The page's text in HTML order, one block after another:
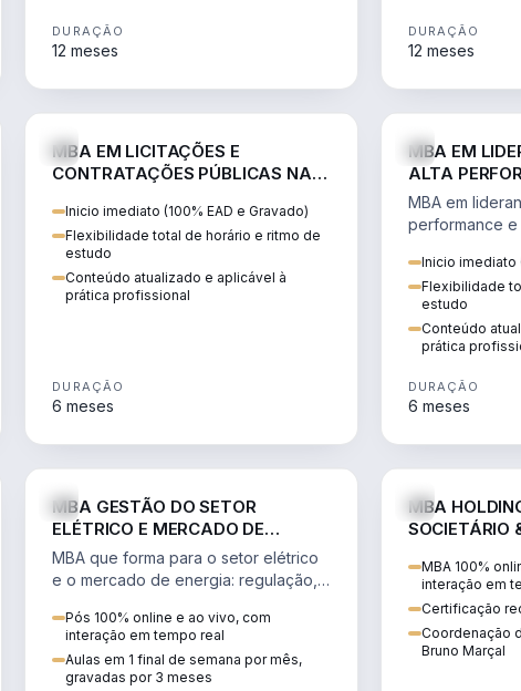
DURAÇÃO
12 meses
DURAÇÃO
12 meses
MBA EM LICITAÇÕES E
CONTRATAÇÕES PÚBLICAS NA
Inicio imediato (100% EAD e Gravado)
Flexibilidade total de horário e ritmo de
estudo
Conteúdo atualizado e aplicável à
prática profissional
DURAÇÃO
6 meses
MBA EM
ALTA
BRANDING
MBA em
performance e
e Inicio imediato
Flexibilidade
estudo
Conteúdo
prática
DURAÇÃO
6 meses
MBA GESTÃO DO SETOR
ELÉTRICO E MERCADO DE
ENERGIA
MBA que forma para o setor elétrico
e o mercado de energia: regulação,
transmissão e revisão tarifária.
Pós 100% online e ao vivo, com
interação em tempo real
Aulas em 1 final de semana por mês,
gravadas por 3 meses
MBA
SOCIETÁRIO
MBA 100%
interação em
Certificação
Coordenação
Bruno Marçal